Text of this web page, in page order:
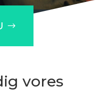
vores